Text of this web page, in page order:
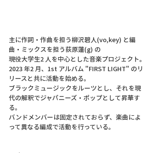
主に作詞・作曲を担う柳沢碧人(vo,key) と編
曲・ミックスを担う荻原蓮(g) の
現役大学生2 人を中心とした音楽プロジェクト。
2023 年2 月、1st アルバム "FIRST LIGHT" のリ
リースと共に活動を始める。
ブラックミュージックをルーツとし、それを現
代の解釈でジャパニーズ・ポップとして昇華す
る。
バンドメンバーは固定されておらず、楽曲によ
って異なる編成で活動を行っている。